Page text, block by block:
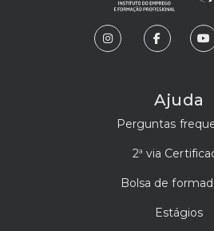
Ajuda
Perguntas
2ª via
Bolsa de
Estágios